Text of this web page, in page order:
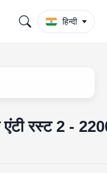
हिन्दी
रस्ट 2 -